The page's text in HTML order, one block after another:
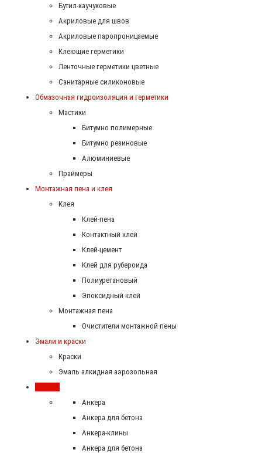
Бутил-каучуковые
Акриловые для швов
Акриловые паропроницаемые
Клеющие герметики
Ленточные герметики цветные
Санитарные силиконовые
Обмазочная гидроизоляция и герметики
Мастики
Битумно полимерные
Битумно резиновые
Алюминиевые
Праймеры
Монтажная пена и клея
Клея
Клей-пена
Контактный клей
Клей-цемент
Клей для рубероида
Полиуретановый
Эпоксидный клей
Монтажная пена
Очистители монтажной пены
Эмали и краски
Краски
Эмаль алкидная аэрозольная
Анкера
Анкера для бетона
Анкера-клины
Анкера для бетона